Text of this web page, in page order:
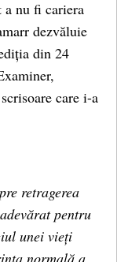
a nu fi cariera
dezvăluie
din 24
care i-a
retragerea
pentru
unei vieți
normală a